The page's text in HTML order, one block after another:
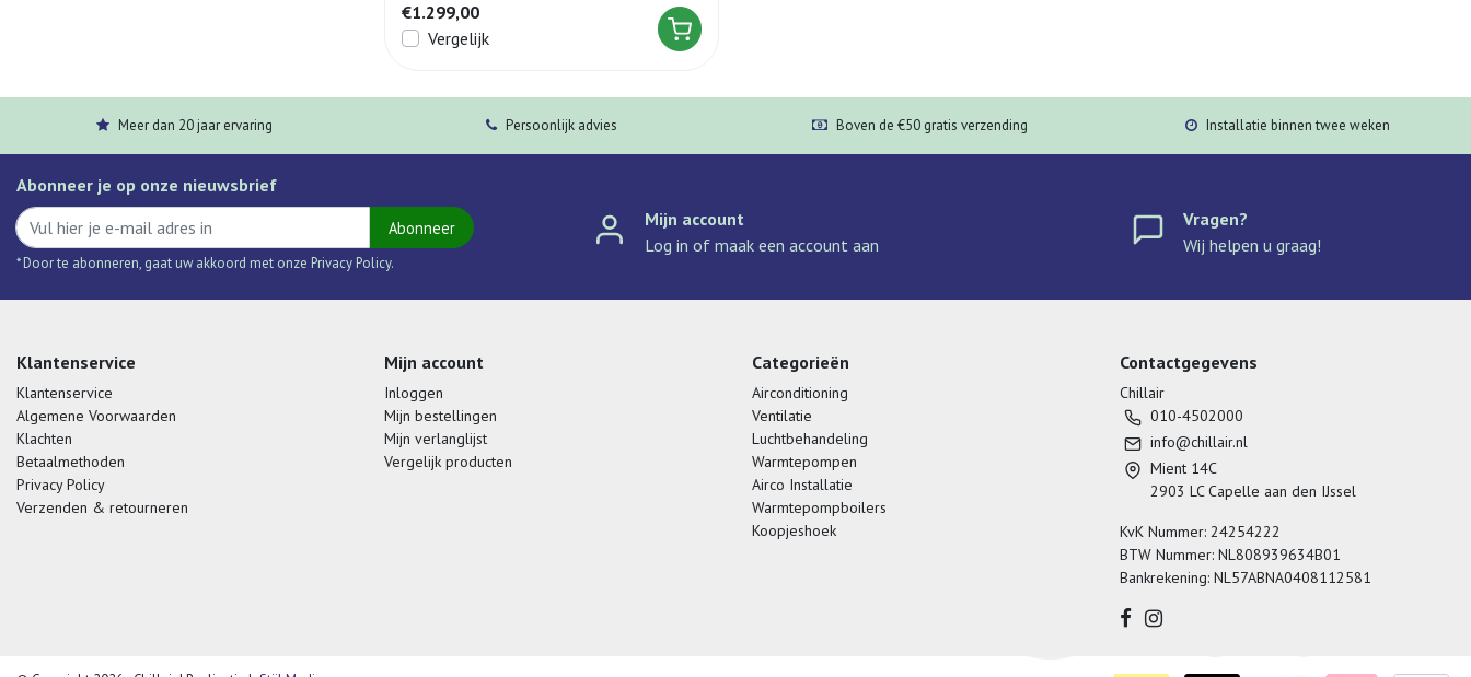
€1.299,00
Vergelijk
Meer dan 20 jaar ervaring Persoonlijk advies Boven de €50 gratis verzending Installatie binnen twee weken
Abonneer je op onze nieuwsbrief
Abonneer
* Door te abonneren, gaat uw akkoord met onze Privacy Policy.
Mijn account
Log in of maak een account aan
Vragen?
Wij helpen u graag!
Klantenservice
Klantenservice
Algemene Voorwaarden
Klachten
Betaalmethoden
Privacy Policy
Verzenden & retourneren
Mijn account
Inloggen
Mijn bestellingen
Mijn verlanglijst
Vergelijk producten
Categorieën
Airconditioning
Ventilatie
Luchtbehandeling
Warmtepompen
Airco Installatie
Warmtepompboilers
Koopjeshoek
Contactgegevens
Chillair
010-4502000
info@chillair.nl
Mient 14C
2903 LC Capelle aan den IJssel
KvK Nummer: 24254222
BTW Nummer: NL808939634B01
Bankrekening: NL57ABNA0408112581